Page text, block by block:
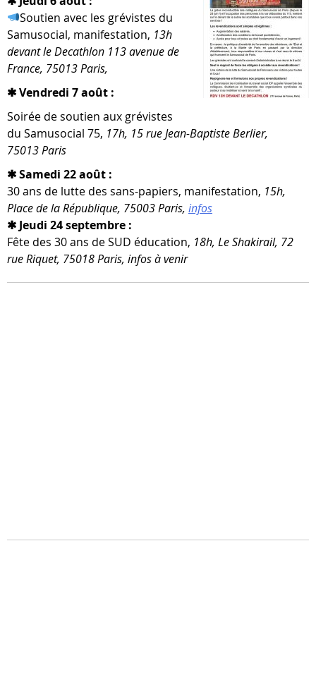
Soutien avec les gré­vistes du
Samusocial, mani­fes­ta­tion, 13h
devant le Decathlon 113 ave­nue de
France, 75013 Paris,
✱ Vendredi 7 août :
Soirée de sou­tien aux gré­vistes
du Samusocial 75, 17h, 15 rue Jean-​Baptiste Berlier,
75013 Paris
✱ Samedi 22 août :
30 ans de lutte des sans-​papiers, mani­fes­ta­tion, 15h,
Place de la République, 75003 Paris, infos
✱ Jeudi 24 septembre :
Fête des 30 ans de SUD édu­ca­tion, 18h, Le Shakirail, 72
rue Riquet, 75018 Paris, infos à venir